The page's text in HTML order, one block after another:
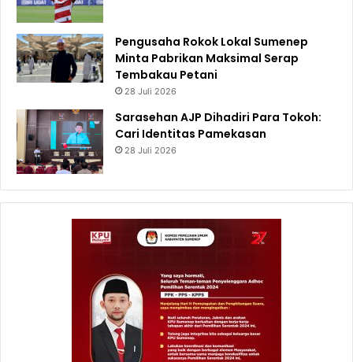
Pengusaha Rokok Lokal Sumenep
Minta Pabrikan Maksimal Serap
Tembakau Petani
28 Juli 2026
Sarasehan AJP Dihadiri Para Tokoh:
Cari Identitas Pamekasan
28 Juli 2026